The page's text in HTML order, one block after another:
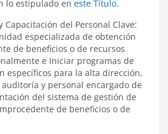
lo estipulado en este Título.
Capacitación del Personal Clave:
especializada de obtención
de beneficios o de recursos
e Iniciar programas de
específicos para la alta dirección,
y personal encargado de
del sistema de gestión de
de beneficios o de